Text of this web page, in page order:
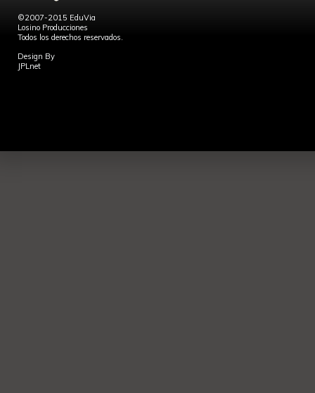
©2007-2015 EduVia
Losino Producciones
Todos los derechos reservados.
Design By
JPLnet